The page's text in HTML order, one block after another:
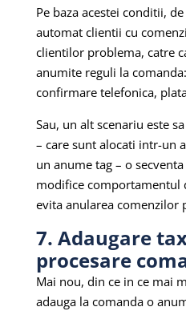
Pe baza acestei conditii,
automat clientii cu
clientilor problema, catre
anumite reguli la
confirmare telefonica,
Sau, un alt scenariu este
– care sunt alocati intr-un
un anume tag – o
modifice comportamentul
evita anularea comenzilor
7. Adaugare
procesare
Mai nou, din ce in ce mai
adauga la comanda o